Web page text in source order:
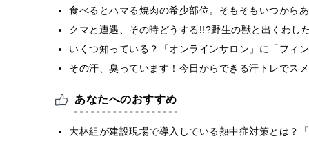
食べるとハマる焼肉の希少部位。そもそもいつから
クマと遭遇、その時どうする!!?野生の獣と出くわし
いくつ知っている？「オンラインサロン」に「フィ
その汗、臭っています！今日からできる汗トレでス
あなたへのおすすめ
大林組が建設現場で導入している熱中症対策とは？